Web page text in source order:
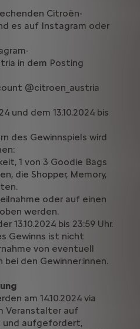
Citroën-
es auf Instagram oder
in dem Posting
@citroen_austria
und dem 13.10.2024 bis
des Gewinnspiels wird
1 von 3 Goodie Bags
die Shopper, Memory,
oder auf einen
werden.
13.10.2024 bis 23:59 Uhr.
Gewinns ist nicht
von eventuell
den Gewinner:innen.
am 14.10.2024 via
Veranstalter auf
aufgefordert,